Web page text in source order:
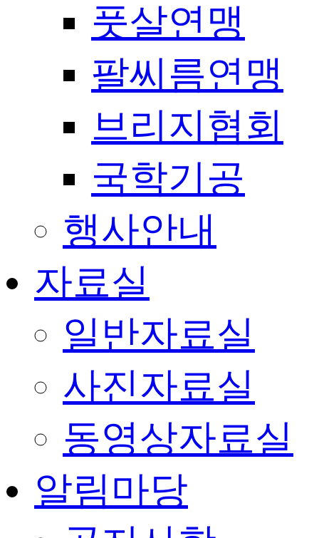
풋살연맹
팔씨름연맹
브리지협회
국학기공
행사안내
자료실
일반자료실
사진자료실
동영상자료실
알림마당